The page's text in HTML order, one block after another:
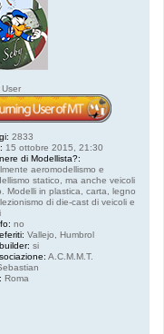
2833
15 ottobre 2015, 21:30
di Modellista?:
aeromodellismo e
statico, ma anche veicoli
Modelli in plastica, carta, legno
di die-cast di veicoli e
no
Vallejo, Humbrol
si
A.C.M.M.T.
Roma